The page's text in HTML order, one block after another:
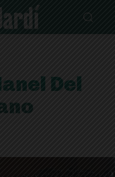
Del